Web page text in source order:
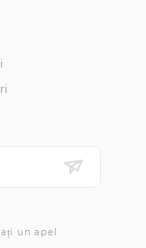
un apel